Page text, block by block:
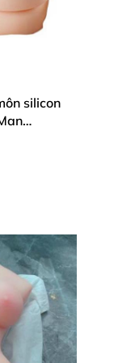
trên tỷ
đối và
silicon